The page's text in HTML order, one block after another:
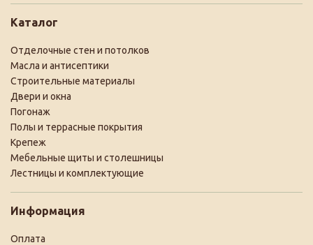
Каталог
Отделочные стен и потолков
Масла и антисептики
Строительные материалы
Двери и окна
Погонаж
Полы и террасные покрытия
Крепеж
Мебельные щиты и столешницы
Лестницы и комплектующие
Информация
Оплата